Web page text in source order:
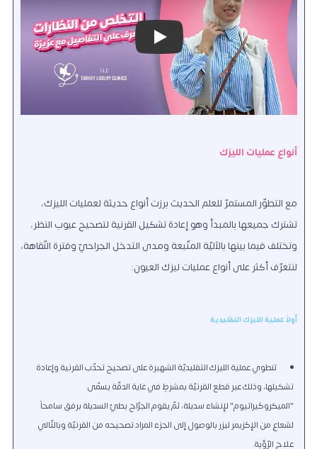
Play
أنواع عمليات الليزك
مع التطوّر المستمرّ للعلم الحديث برزت أنواع حديثة لعمليات الليزك،
تشترك جميعها بالمبدأ وهو إعادة تشكيل القرنية لتصحيح عيوب النظر،
وتختلف فيما بينها بالآليّة المتّبعة ومدى التدخل الجراحيّ وفترة النّقاهة،
لنتعرّف أكثر على أنواع عمليات ليزك العيون:
أولاً عملية الليزك التقليدية
تنطوي عملية الليزك التقليديّة الشهيرة على تصحيح تحدّب القرنية وإعادة
تشكيلها، وذلك عبر قطع القرنيّة بمشرطٍ في غاية الدقّة يسمّى
"الميكروكيراتيوم" لإنشاء سديلة، ثمّ يقوم الجرّاح بطيّ السديلة برفق سامحاً
لشعاعٍ من الإكزيمر ليزر بالوصول إلى الجزء المراد تصحيحه من القرنيّة وبالتّالي
علاج الرّؤية.